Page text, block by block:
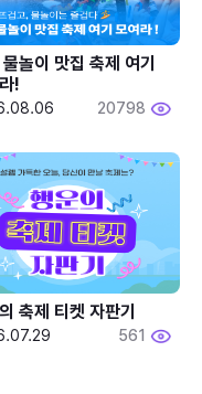
놀이 맛집 축제 여기
!
20798
축제 티켓 자판기
561